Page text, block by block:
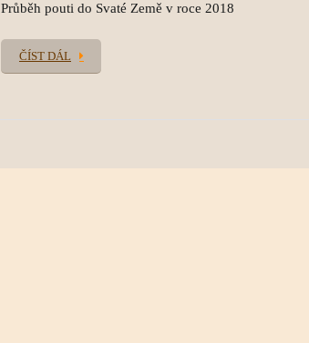
Průběh pouti do Svaté Země v roce 2018
ČÍST DÁL